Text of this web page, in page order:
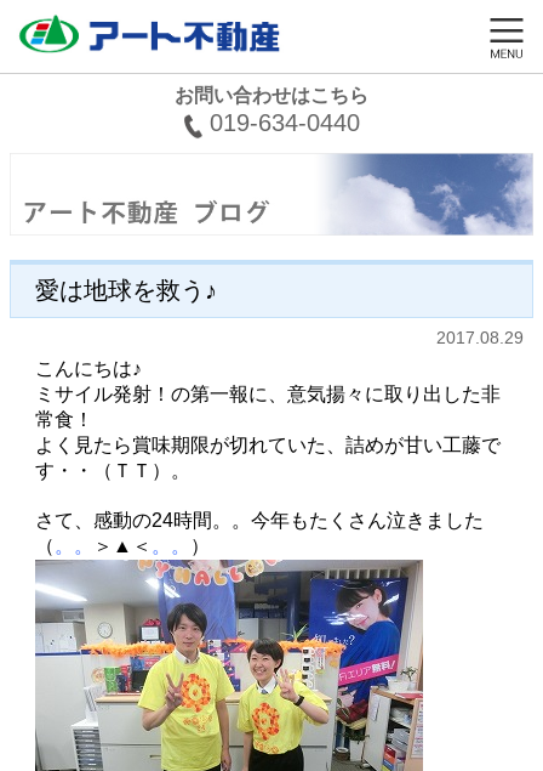
お問い合わせはこちら
019-634-0440
愛は地球を救う♪
2017.08.29
こんにちは♪
ミサイル発射！の第一報に、意気揚々に取り出した非
常食！
よく見たら賞味期限が切れていた、詰めが甘い工藤で
す・・（ＴＴ）。
さて、感動の24時間。。今年もたくさん泣きました
（ 。。 ＞▲＜ 。。 ）